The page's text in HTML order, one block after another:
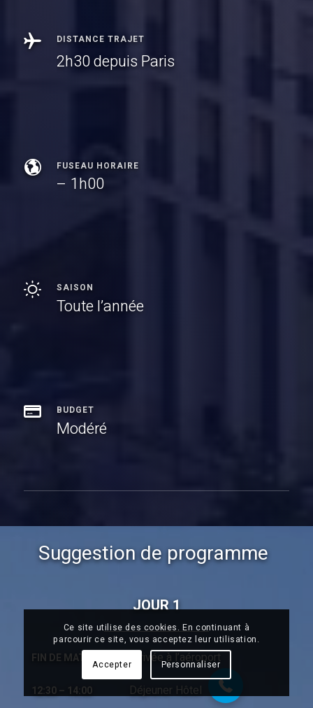
DISTANCE TRAJET
2h30 depuis Paris
FUSEAU HORAIRE
– 1h00
SAISON
Toute l’année
BUDGET
Modéré
Suggestion de programme
JOUR 1
FIN DE MATINÉE Arrivée à l’aéroport
12:30 – 14:00 Déjeuner Hôtel
Ce site utilise des cookies. En continuant à
parcourir ce site, vous acceptez leur utilisation.
Accepter Personnaliser
07 68 28 51 58